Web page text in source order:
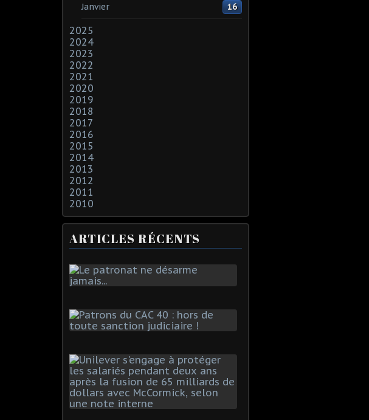
Janvier 16
2025
2024
2023
2022
2021
2020
2019
2018
2017
2016
2015
2014
2013
2012
2011
2010
ARTICLES RÉCENTS